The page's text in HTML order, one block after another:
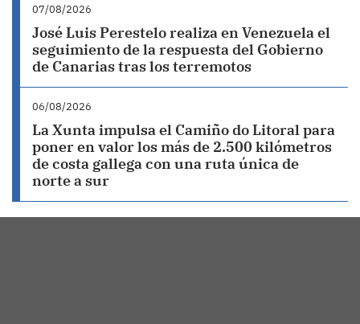
07/08/2026
José Luis Perestelo realiza en Venezuela el
seguimiento de la respuesta del Gobierno
de Canarias tras los terremotos
06/08/2026
La Xunta impulsa el Camiño do Litoral para
poner en valor los más de 2.500 kilómetros
de costa gallega con una ruta única de
norte a sur